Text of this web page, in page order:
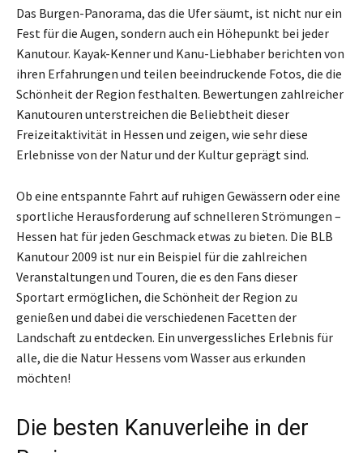
Das Burgen-Panorama, das die Ufer säumt, ist nicht nur ein
Fest für die Augen, sondern auch ein Höhepunkt bei jeder
Kanutour. Kayak-Kenner und Kanu-Liebhaber berichten von
ihren Erfahrungen und teilen beeindruckende Fotos, die die
Schönheit der Region festhalten. Bewertungen zahlreicher
Kanutouren unterstreichen die Beliebtheit dieser
Freizeitaktivität in Hessen und zeigen, wie sehr diese
Erlebnisse von der Natur und der Kultur geprägt sind.
Ob eine entspannte Fahrt auf ruhigen Gewässern oder eine
sportliche Herausforderung auf schnelleren Strömungen –
Hessen hat für jeden Geschmack etwas zu bieten. Die BLB
Kanutour 2009 ist nur ein Beispiel für die zahlreichen
Veranstaltungen und Touren, die es den Fans dieser
Sportart ermöglichen, die Schönheit der Region zu
genießen und dabei die verschiedenen Facetten der
Landschaft zu entdecken. Ein unvergessliches Erlebnis für
alle, die die Natur Hessens vom Wasser aus erkunden
möchten!
Die besten Kanuverleihe in der